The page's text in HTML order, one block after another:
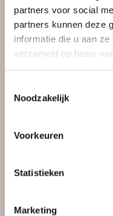
partners voor social
partners kunnen deze
informatie die u aan
verzameld op basis
Noodzakelijk
Voorkeuren
Statistieken
Marketing
HEALTH
Met coaching
doelen
gecoacht op